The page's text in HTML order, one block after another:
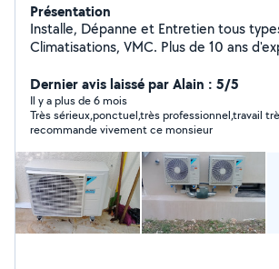
Présentation
Installe, Dépanne et Entretien tous
Climatisations, VMC. Plus de 10 ans
Dernier avis laissé par Alain : 5/5
Il y a plus de 6 mois
Très sérieux,ponctuel,très professionnel,travail
recommande vivement ce monsieur